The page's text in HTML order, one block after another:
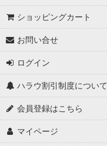
ショッピングカート
お問い合せ
ログイン
ハラウ割引制度について
会員登録はこちら
マイページ